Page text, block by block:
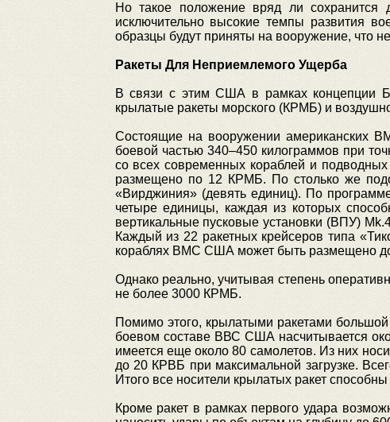
Но такое положение вряд ли сохранится
исключительно высокие темпы развития
образцы будут приняты на вооружение, что
Ракеты Для Неприемлемого Ущерба
В связи с этим США в рамках концепции
крылатые ракеты морского (КРМБ) и
Состоящие на вооружении американских
боевой частью 340–450 килограммов при
со всех современных кораблей и
размещено по 12 КРМБ. По столько же
«Вирджиния» (девять единиц). По
четыре единицы, каждая из которых
вертикальные пусковые установки (ВПУ)
Каждый из 22 ракетных крейсеров типа
кораблях ВМС США может быть размещено
Однако реально, учитывая степень
не более 3000 КРМБ.
Помимо этого, крылатыми ракетами
боевом составе ВВС США насчитывается
имеется еще около 80 самолетов. Из них
до 20 КРВБ при максимальной загрузке.
Итого все носители крылатых ракет
Кроме ракет в рамках первого удара